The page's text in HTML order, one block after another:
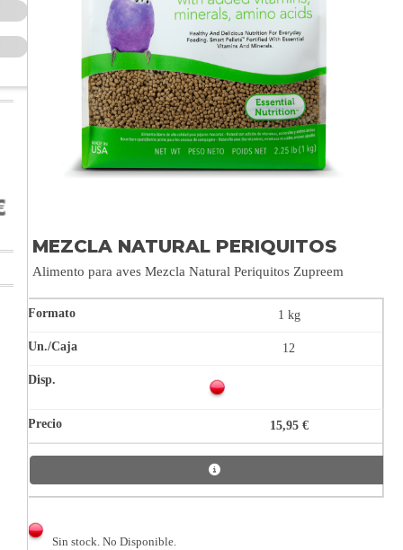
MEZCLA NATURAL PERIQUITOS
Alimento para aves Mezcla Natural Periquitos Zupreem
1 kg
12
15,95 €
Sin stock. No Disponible.